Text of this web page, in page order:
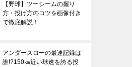
【野球】ツーシームの握り
方・投げ方のコツを画像付き
で徹底解説！
アンダースローの最速記録は
誰!?150㎞近い球速を誇る投